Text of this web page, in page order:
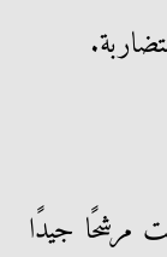
مرشحًا جيدًا